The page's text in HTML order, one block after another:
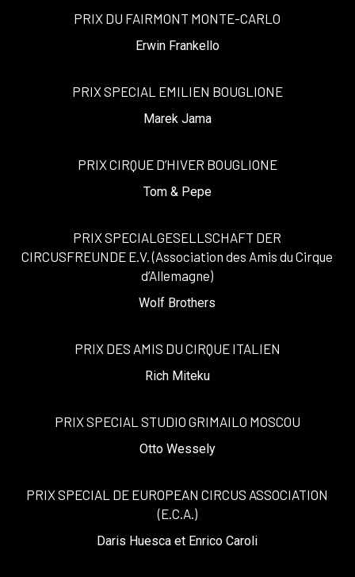
PRIX DU FAIRMONT MONTE-CARLO
Erwin Frankello
PRIX SPECIAL EMILIEN BOUGLIONE
Marek Jama
PRIX CIRQUE D’HIVER BOUGLIONE
Tom & Pepe
PRIX SPECIALGESELLSCHAFT DER
CIRCUSFREUNDE E.V. (Association des Amis du Cirque
d’Allemagne)
Wolf Brothers
PRIX DES AMIS DU CIRQUE ITALIEN
Rich Miteku
PRIX SPECIAL STUDIO GRIMAILO MOSCOU
Otto Wessely
PRIX SPECIAL DE EUROPEAN CIRCUS ASSOCIATION
(E.C.A.)
Daris Huesca et Enrico Caroli